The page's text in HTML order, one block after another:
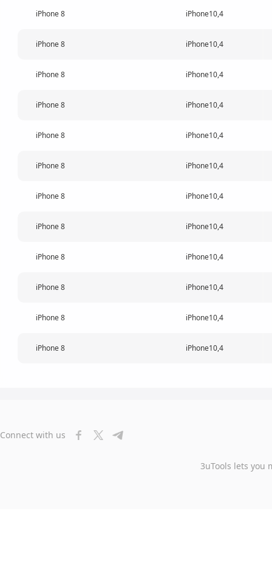
iPhone 8 iPhone10,4
iPhone 8 iPhone10,4
iPhone 8 iPhone10,4
iPhone 8 iPhone10,4
iPhone 8 iPhone10,4
iPhone 8 iPhone10,4
iPhone 8 iPhone10,4
iPhone 8 iPhone10,4
iPhone 8 iPhone10,4
iPhone 8 iPhone10,4
iPhone 8 iPhone10,4
iPhone 8 iPhone10,4
Connect with us
3uTools lets you